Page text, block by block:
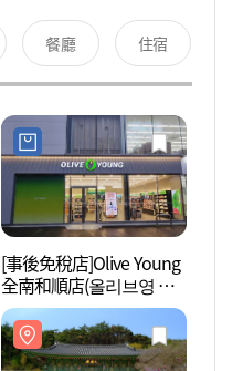
餐廳 住宿
[事後免稅店]Olive Young
全南和順店(올리브영 전
남화순점)